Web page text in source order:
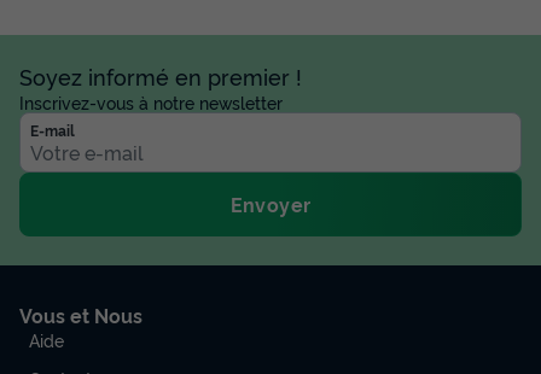
Soyez informé en premier !
Inscrivez-vous à notre newsletter
E-mail
Envoyer
Vous et Nous
Aide